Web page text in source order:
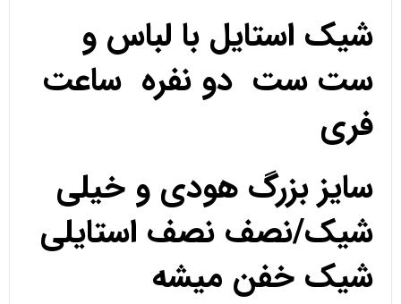
شیک استایل با لباس و
ست ست دو نفره ساعت
فری
سایز بزرگ هودی و خیلی
شیک/نصف نصف استایلی
شیک خفن میشه